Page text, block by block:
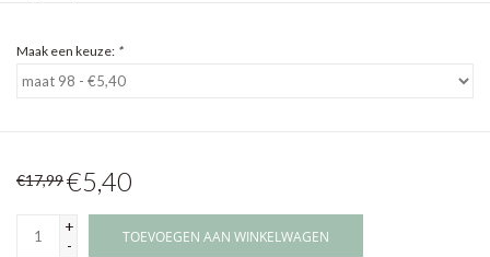
Maak een keuze: *
€17,99€5,40
+
-
TOEVOEGEN AAN WINKELWAGEN